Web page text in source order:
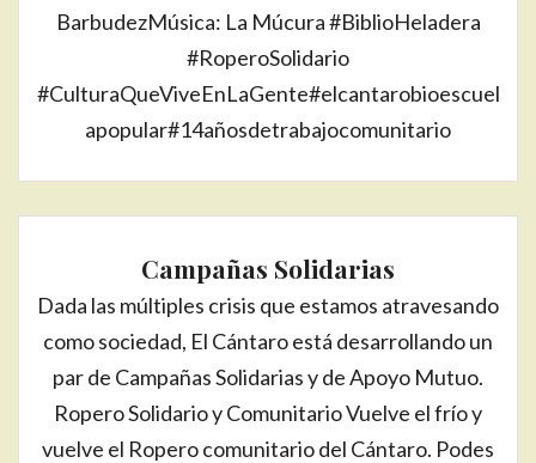
BarbudezMúsica: La Múcura #BiblioHeladera
#RoperoSolidario
#CulturaQueViveEnLaGente#elcantarobioescuel
apopular#14añosdetrabajocomunitario
Campañas Solidarias
Dada las múltiples crisis que estamos atravesando
como sociedad, El Cántaro está desarrollando un
par de Campañas Solidarias y de Apoyo Mutuo.
Ropero Solidario y Comunitario Vuelve el frío y
vuelve el Ropero comunitario del Cántaro. Podes